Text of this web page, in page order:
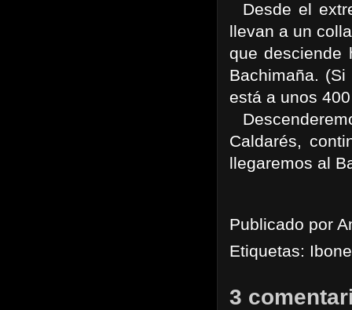
Desde el
llevan a un
que desciende
Bachimaña.
está a unos
Caldarés,
llegaremos al
Publicado por
Etiquetas:
3